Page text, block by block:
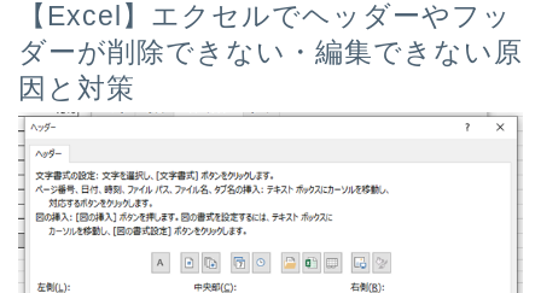
【Excel】エクセルでヘッダーやフッ
ダーが削除できない・編集できない原
因と対策